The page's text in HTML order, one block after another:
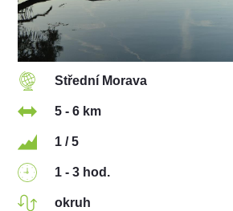
Střední Morava
5 - 6 km
1 / 5
1 - 3 hod.
okruh